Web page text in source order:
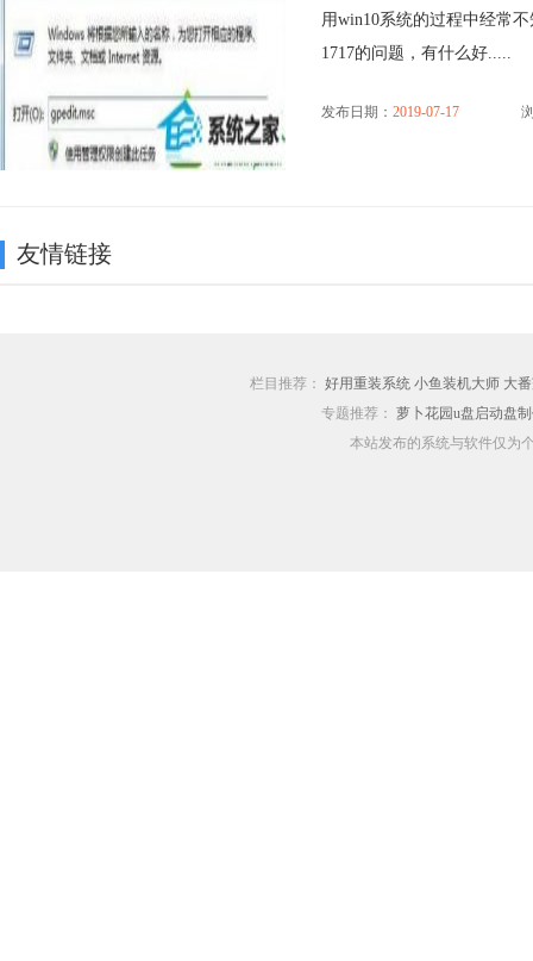
用win10系统的过程中经常
1717的问题，有什么好.....
发布日期： 2019-07-17
友情链接
栏目推荐： 好用重装系统 小鱼装机大师 大
专题推荐： 萝卜花园u盘启动盘
本站发布的系统与软件仅为